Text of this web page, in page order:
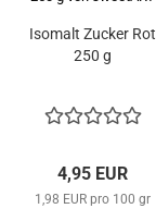
Isomalt Zucker Rot
250 g
4,95 EUR
1,98 EUR pro 100 gr